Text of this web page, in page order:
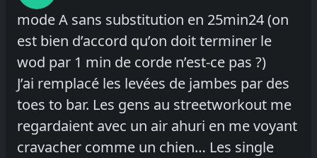
mode A sans substitution en 25min24 (on
est bien d’accord qu’on doit terminer le
wod par 1 min de corde n’est-ce pas ?)
J’ai remplacé les levées de jambes par des
toes to bar. Les gens au streetworkout me
regardaient avec un air ahuri en me voyant
cravacher comme un chien… Les single